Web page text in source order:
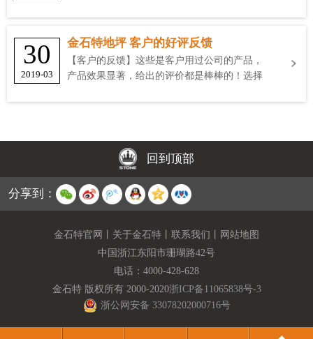
30
2019-03
金石特地坪 客户的好评反馈
【客户的反馈】这些是客户用过公司的产品，
产品效果显著，给出的评价都是棒棒的！选择
回到顶部
分享到：
金石特官网 关于金石特 联系我们
网站地图
中国浙江东阳市珊瑚路42号
电话： 4000-428-628
金石特 版权所有 2000-2020浙ICP备11065838号-3
浙公网安备 33078202000716号